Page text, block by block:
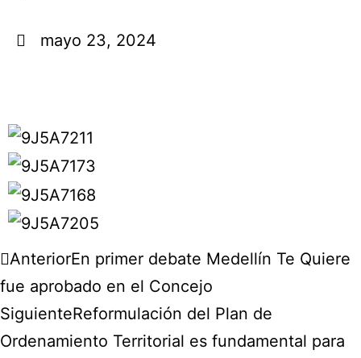
mayo 23, 2024
AnteriorEn primer debate Medellín Te Quiere
fue aprobado en el Concejo
SiguienteReformulación del Plan de
Ordenamiento Territorial es fundamental para